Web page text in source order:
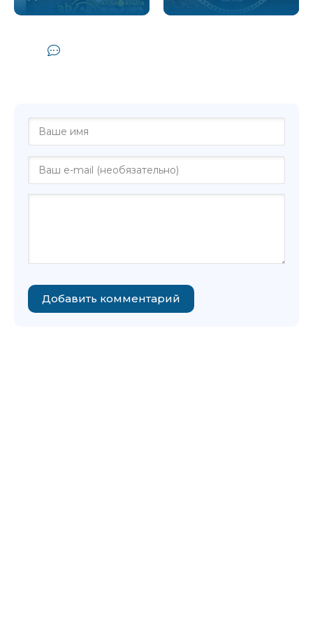
Добавить комментарий